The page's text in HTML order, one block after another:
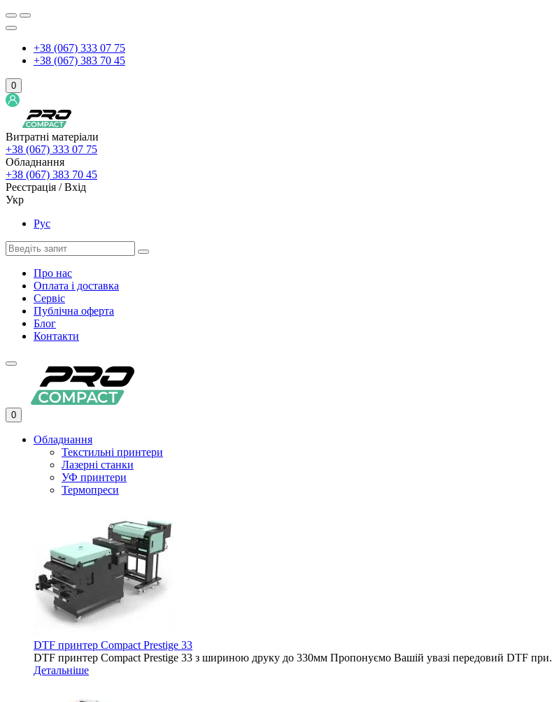
+38 (067) 333 07 75
+38 (067) 383 70 45
0
Витратні матеріали
+38 (067) 333 07 75
Обладнання
+38 (067) 383 70 45
Реєстрація / Вхід
Укр
Рус
Про нас
Оплата і доставка
Сервіс
Публічна оферта
Блог
Контакти
0
Обладнання
Текстильні принтери
Лазерні станки
УФ принтери
Термопреси
DTF принтер Compact Prestige 33
DTF принтер Compact Prestige 33 з шириною друку до 330мм Пропонуємо Вашій увазі передовий DTF при.
Детальніше